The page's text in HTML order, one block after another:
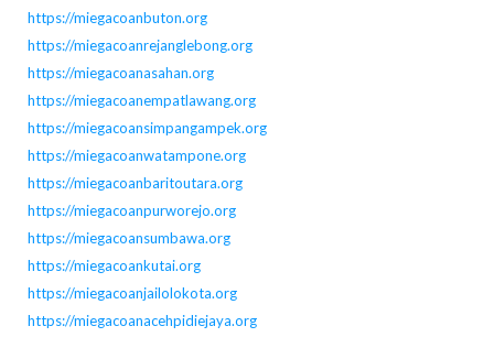
https://miegacoanbuton.org
https://miegacoanrejanglebong.org
https://miegacoanasahan.org
https://miegacoanempatlawang.org
https://miegacoansimpangampek.org
https://miegacoanwatampone.org
https://miegacoanbaritoutara.org
https://miegacoanpurworejo.org
https://miegacoansumbawa.org
https://miegacoankutai.org
https://miegacoanjailolokota.org
https://miegacoanacehpidiejaya.org